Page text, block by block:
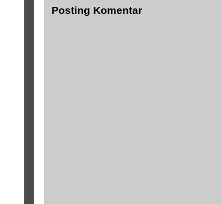
Posting Komentar